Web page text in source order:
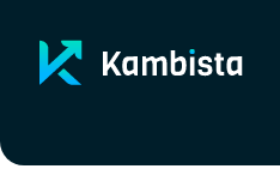
contenido